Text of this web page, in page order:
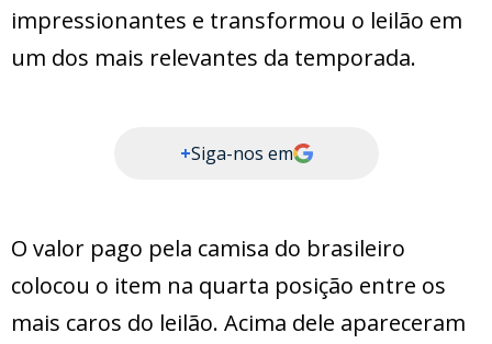
impressionantes e transformou o leilão em
um dos mais relevantes da temporada.
+Siga-nos em
O valor pago pela camisa do brasileiro
colocou o item na quarta posição entre os
mais caros do leilão. Acima dele apareceram